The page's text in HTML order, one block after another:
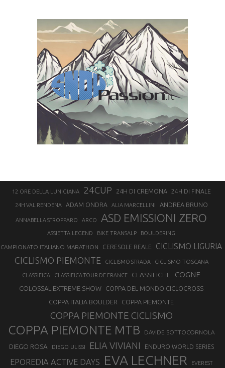
12 ORE DELLA LUNIGIANA 24CUP 24H DI CREMONA 24H DI FINALE
24H VAL RENDENA ADAM ONDRA ALIA MARCELLINI ANDREA BRUNO
ANNABELLA STROPPARO ARCO ASD EMISSIONI ZERO
ASSIETTA LEGEND BIKE TRANSALP BOULDERING
CAMPIONATO ITALIANO MARATHON CERESOLE REALE CICLISMO LIGURIA
CICLISMO PIEMONTE CICLISMO STRADA CICLISMO TOSCANA
CLASSIFICA CLASSIFICA TOUR DE FRANCE CLASSIFICHE COGNE
COLOSSAL EXTREME SHOW
COPPA DEL MONDO CICLOCROSS
COPPA ITALIA BOULDER
COPPA PIEMONTE
COPPA PIEMONTE CICLISMO
COPPA PIEMONTE MTB DAVIDE SOTTOCORNOLA
DIEGO ROSA DIEGO ULISSI ELIA VIVIANI ENDURO WORLD SERIES
EPOREDIA ACTIVE DAYS EVA LECHNER EVEREST